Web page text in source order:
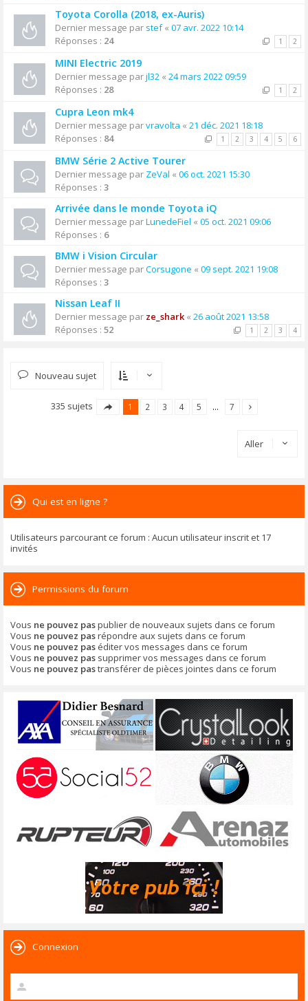
Toyota Corolla (2018, ex-Auris)
Dernier message par stef« 07 avr. 2022 10:14
Réponses : 24 1 2
MINI Electric 2019
Dernier message parjl32 « 24 mars 2022 09:59
Réponses : 28 1 2
Cupra Leon mk4
Dernier message parvravolta « 21 déc. 2021 18:18
Réponses : 84 1 2 3 4 5 6
BMW Série 2 Active Tourer
Dernier message par ZeVal « 06 oct. 2021 15:30
Réponses : 3
Arrivée dans le monde Toyota iQ
Dernier message parLunedeFiel « 05 oct. 2021 09:06
Réponses : 6
BMW i Vision Circular
Dernier message parCorsugone « 09 sept. 2021 19:08
Réponses : 3
Nissan Leaf II
Dernier message par ze_shark« 26 août 2021 13:58
Réponses : 52 1 2 3 4
Nouveau sujet
335 sujets 1 2 3 4 5 … 7
Aller
Qui est en ligne ?
Utilisateurs parcourant ce forum : Aucun utilisateur inscrit et 17
invités
Permissions du forum
Vous ne pouvez paspublier de nouveaux sujets dans ce forum
Vous ne pouvez pasrépondre aux sujets dans ce forum
Vous ne pouvez pas éditer vos messages dans ce forum
Vous ne pouvez pas supprimer vos messages dans ce forum
Vous ne pouvez pastransférer de pièces jointes dans ce forum
Connexion